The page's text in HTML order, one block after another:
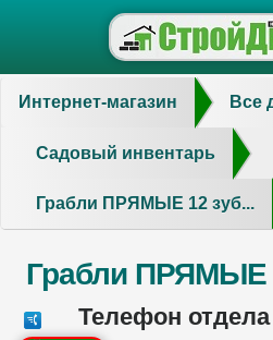
Интернет-магазин Все
Садовый инвентарь
Грабли ПРЯМЫЕ 12 зуб...
Грабли ПРЯМЫЕ
Телефон отдела